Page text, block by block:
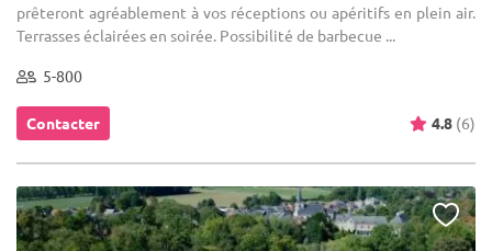
prêteront agréablement à vos réceptions ou apéritifs en plein air.
Terrasses éclairées en soirée. Possibilité de barbecue ...
5-800
Contacter 4.8 (6)